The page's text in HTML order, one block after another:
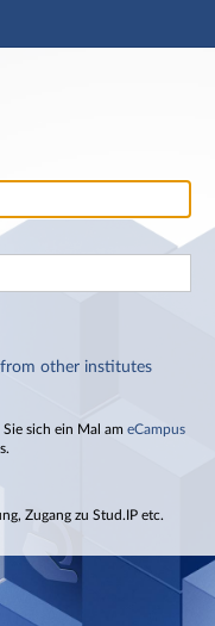
from other institutes
sich ein Mal am eCampus
Zugang zu Stud.IP etc.